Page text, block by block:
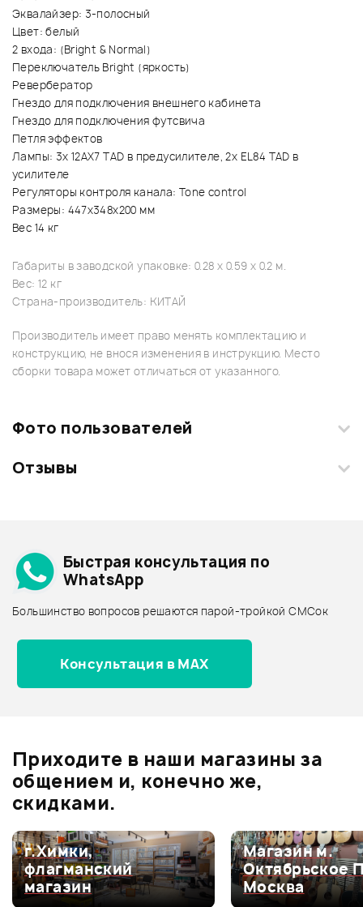
Эквалайзер: 3-полосный
Цвет: белый
2 входа: (Bright & Normal)
Переключатель Bright (яркость)
Ревербератор
Гнездо для подключения внешнего кабинета
Гнездо для подключения футсвича
Петля эффектов
Лампы: 3x 12AX7 TAD в предусилителе, 2x EL84 TAD в
усилителе
Регуляторы контроля канала: Tone control
Размеры: 447х348х200 мм
Вес 14 кг
Габариты в заводской упаковке: 0.28 x 0.59 x 0.2 м.
Вес: 12 кг
Страна-производитель: КИТАЙ
Производитель имеет право менять комплектацию и
конструкцию, не внося изменения в инструкцию. Место
сборки товара может отличаться от указанного.
Фото пользователей
Загрузите свои фотографии купленного товара и получите
Отзывы
0.0
Оценка5
0
Оценка4
0
Оценка3
0
Архив товаров - дешевле
Архив товаров - дороже
Все товары LANEY
Архив товаров - новинки
Быстрая консультация по
WhatsApp
Большинство вопросов решаются парой-тройкой СМСок
Консультация в MAX
Приходите в наши магазины за
общением и, конечно же,
скидками.
г.Химки,
флагманский
магазин
Магазин м.
Октябрьское
Москва